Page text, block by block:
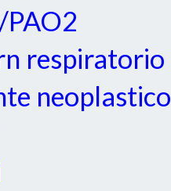
respiratorio
neoplastico